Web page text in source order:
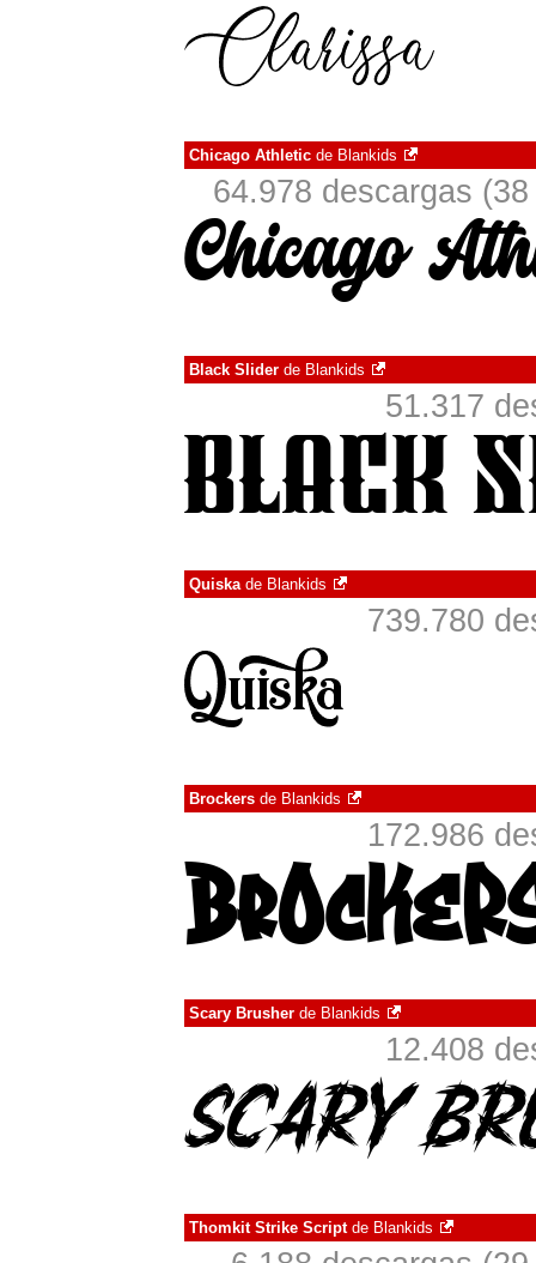
Chicago Athletic de Blankids
64.978 descargas
Black Slider de Blankids
51.317
Quiskade Blankids
739.780
Brockers de Blankids
172.986
Scary Brusher de Blankids
12.408
Thomkit Strike Scriptde Blankids